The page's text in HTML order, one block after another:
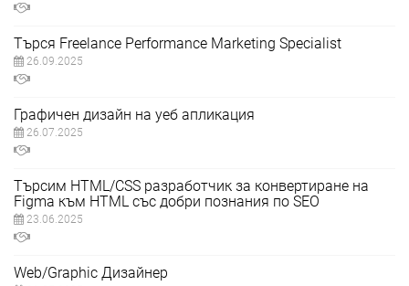
Търся Freelance Performance Marketing Specialist
26.09.2025
Графичен дизайн на уеб апликация
26.07.2025
Търсим HTML/CSS разработчик за конвертиране на
Figma към HTML със добри познания по SEO
23.06.2025
Web/Graphic Дизайнер